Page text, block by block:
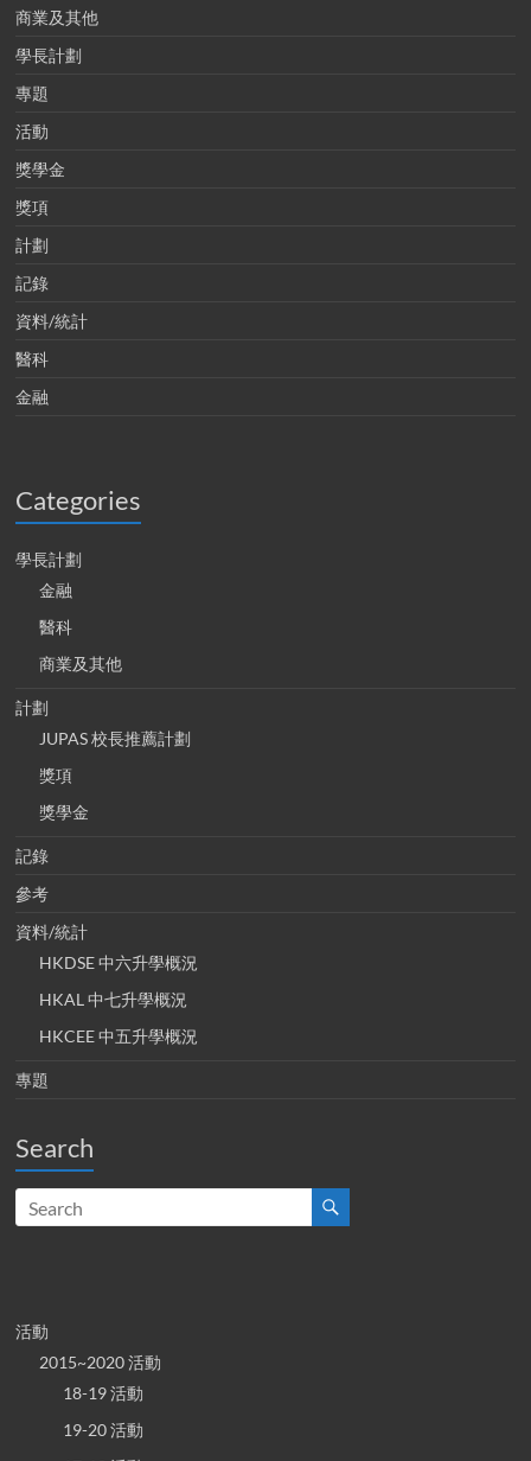
商業及其他
學長計劃
專題
活動
獎學金
獎項
計劃
記錄
資料/統計
醫科
金融
Categories
學長計劃
金融
醫科
商業及其他
計劃
JUPAS 校長推薦計劃
獎項
獎學金
記錄
參考
資料/統計
HKDSE 中六升學概況
HKAL 中七升學概況
HKCEE 中五升學概況
專題
Search
活動
2015~2020 活動
18-19 活動
19-20 活動